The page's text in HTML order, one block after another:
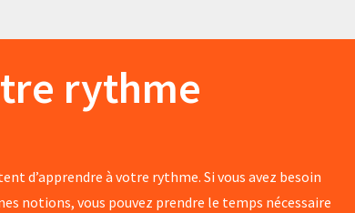
rythme
d’apprendre à votre rythme. Si vous avez besoin
notions, vous pouvez prendre le temps nécessaire